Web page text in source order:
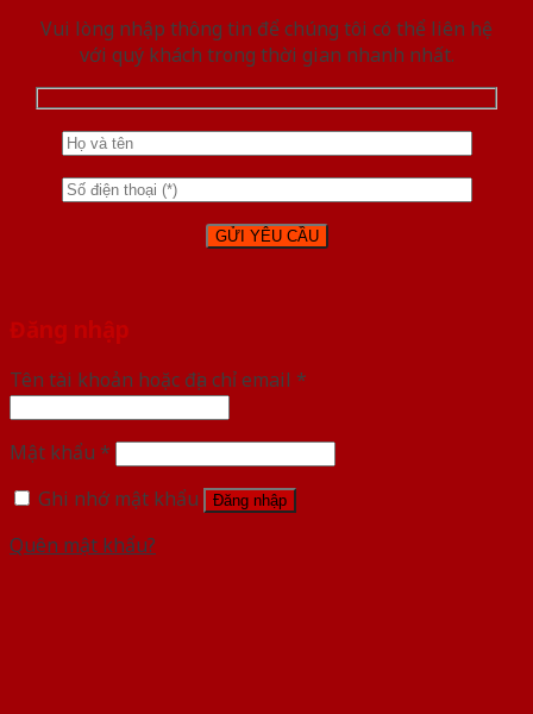
Vui lòng nhập thông tin để chúng tôi có thể liên hệ
với quý khách trong thời gian nhanh nhất.
Đăng nhập
Tên tài khoản hoặc địa chỉ email *
Mật khẩu *
Ghi nhớ mật khẩu
Đăng nhập
Quên mật khẩu?